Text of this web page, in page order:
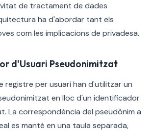
de tractament de dades
ha d'abordar tant els
com les implicacions de privadesa.
d'Usuari Pseudonimitzat
registre per usuari han d'utilitzar un
en lloc d'un identificador
La correspondència del pseudònim a
es manté en una taula separada,